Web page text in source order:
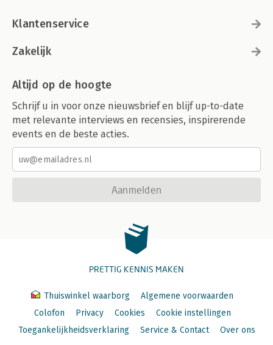
Klantenservice
Zakelijk
Altijd op de hoogte
Schrijf u in voor onze nieuwsbrief en blijf up-to-date
met relevante interviews en recensies, inspirerende
events en de beste acties.
Aanmelden
PRETTIG KENNIS MAKEN
Thuiswinkel waarborg
Algemene voorwaarden
Colofon
Privacy Cookies
Cookie instellingen
Toegankelijkheidsverklaring
Service & Contact Over ons